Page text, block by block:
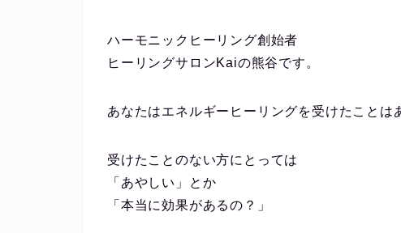
ハーモニックヒーリング創始者
ヒーリングサロンKaiの熊⾕です。
あなたはエネルギーヒーリングを受けたことは
受けたことのない⽅にとっては
「あやしい」とか
「本当に効果があるの？」